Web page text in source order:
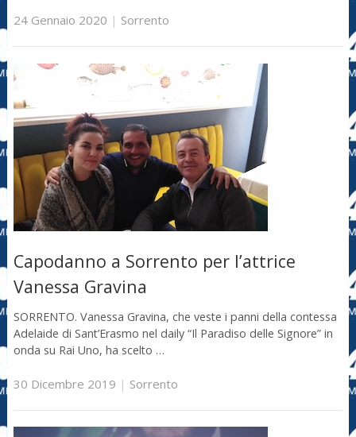
24 Gennaio 2020 | Sorrento
Capodanno a Sorrento per l’attrice
Vanessa Gravina
SORRENTO. Vanessa Gravina, che veste i panni della contessa
Adelaide di Sant’Erasmo nel daily “Il Paradiso delle Signore” in
onda su Rai Uno, ha scelto …
30 Dicembre 2019 | Sorrento